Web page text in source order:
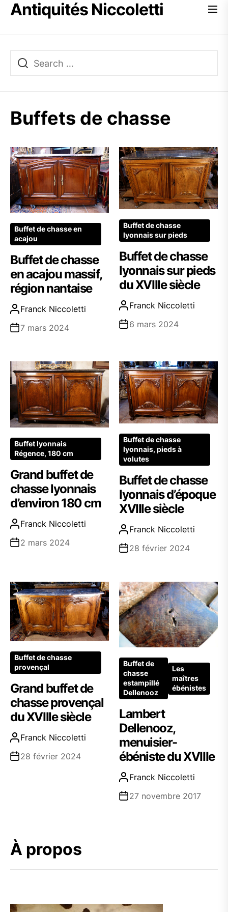
SkipAntiquités Niccoletti
Buffets de chasse
Buffet de chasse en
acajou
Buffet de chasse
en acajou massif,
région nantaise
Franck Niccoletti
7 mars 2024
Buffet de chasse
lyonnais sur pieds
Buffet de chasse
lyonnais sur pieds
du XVIIIe siècle
Franck Niccoletti
6 mars 2024
Buffet lyonnais
Régence, 180 cm
Grand buffet de
chasse lyonnais
d’environ 180 cm
Franck Niccoletti
2 mars 2024
Buffet de chasse
lyonnais, pieds à
volutes
Buffet de chasse
lyonnais d’époque
XVIIIe siècle
Franck Niccoletti
28 février 2024
Buffet de chasse
provençal
Grand buffet de
chasse provençal
du XVIIIe siècle
Franck Niccoletti
28 février 2024
Buffet de
chasse
estampillé
Dellenooz
Les
maîtres
ébénistes
Lambert
Dellenooz,
menuisier-
ébéniste du XVIIIe
Franck Niccoletti
27 novembre 2017
À propos